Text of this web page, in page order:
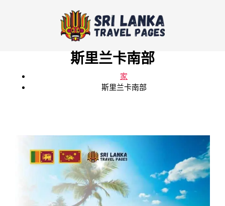
斯里兰卡南部
家
斯里兰卡南部